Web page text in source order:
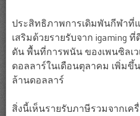
ประสิทธิภาพการเดิมพันกีฬาที่
เสริมด้วยรายรับจาก igaming
ดัน พื้นที่การพนัน ของเพนซิลเว
ดอลลาร์ในเดือนตุลาคม เพิ่มขึ้
ล้านดอลลาร์
สิ่งนี้เห็นรายรับภาษีรวมจากเค